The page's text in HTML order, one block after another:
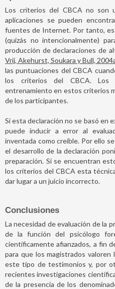
Los criterios del CBCA no son
aplicaciones se pueden
fuentes de Internet. Por tanto,
(quizás no intencionalmente)
producción de declaraciones de
Vrij, Akehurst, Soukara y Bull,
las puntuaciones del CBCA
los criterios del CBCA. Los
entrenamiento en estos criterios
de los participantes.
Si esta declaración no se basó en
puede inducir a error al
inventada como creíble. Por ello
el desarrollo de la declaración
preparación. Si se encuentran
los criterios del CBCA esta
dar lugar a un juicio incorrecto.
Conclusiones
La necesidad de evaluación de la
de la función del psicólogo
científicamente afianzados, a fin
para que los magistrados
este tipo de testimonios y, por
recientes investigaciones
de la presencia de los